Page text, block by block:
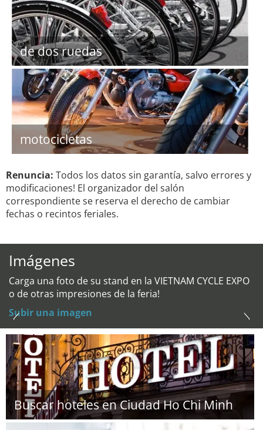
de dos ruedas
motocicletas
Renuncia: Todos los datos sin garantía, salvo errores y
modificaciones! El organizador del salón
correspondiente se reserva el derecho de cambiar
fechas o recintos feriales.
Imágenes
Carga una foto de su stand en la VIETNAM CYCLE EXPO
o de otras impresiones de la feria!
Subir una imagen
Buscar hoteles en Ciudad Ho Chi Minh